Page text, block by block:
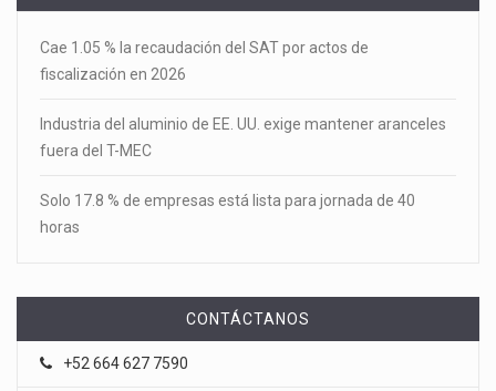
Cae 1.05 % la recaudación del SAT por actos de
fiscalización en 2026
Industria del aluminio de EE. UU. exige mantener aranceles
fuera del T-MEC
Solo 17.8 % de empresas está lista para jornada de 40
horas
CONTÁCTANOS
+52 664 627 7590